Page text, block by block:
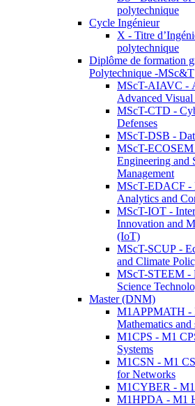
polytechnique
Cycle Ingénieur
X - Titre
polytechnique
Diplôme de formation
Polytechnique -MSc&T
MScT-AIAVC -
Advanced
MScT-CTD -
Defenses
MScT-DSB -
MScT-
Engineering and
Management
MScT-EDACF -
Analytics and
MScT-IOT -
Innovation and
(IoT)
MScT-SCUP -
and Climate
MScT-STEEM -
Science
Master (DNM)
M1APPMATH -
Mathematics and
M1CPS - M1
Systems
M1CSN - M1
for Networks
M1CYBER - M1
M1HPDA - M1